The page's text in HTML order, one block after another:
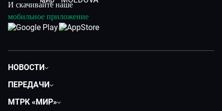
И скачивайте наше
мобильное приложение
НОВОСТИ
Экономика
ПЕРЕДАЧИ
МТРК «МИР»